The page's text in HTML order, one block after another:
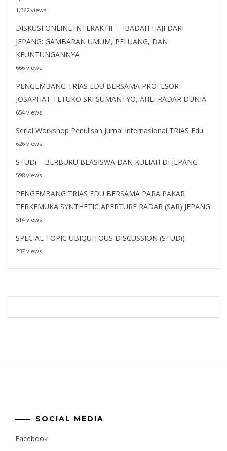
1,362 views
DISKUSI ONLINE INTERAKTIF – IBADAH HAJI DARI
JEPANG: GAMBARAN UMUM, PELUANG, DAN
KEUNTUNGANNYA
666 views
PENGEMBANG TRIAS EDU BERSAMA PROFESOR
JOSAPHAT TETUKO SRI SUMANTYO, AHLI RADAR DUNIA
654 views
Serial Workshop Penulisan Jurnal Internasional TRIAS Edu
626 views
STUDi – BERBURU BEASISWA DAN KULIAH DI JEPANG
598 views
PENGEMBANG TRIAS EDU BERSAMA PARA PAKAR
TERKEMUKA SYNTHETIC APERTURE RADAR (SAR) JEPANG
514 views
SPECIAL TOPIC UBIQUITOUS DISCUSSION (STUDi)
237 views
SOCIAL MEDIA
Facebook